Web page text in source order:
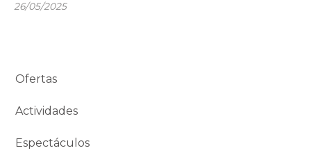
26/05/2025
Ofertas
Actividades
Espectáculos